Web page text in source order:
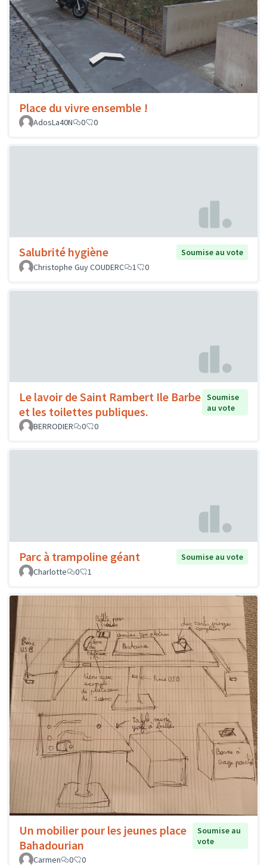
Place du vivre ensemble !
AdosLa40N 0 0
Salubrité hygiène
Soumise au vote
Christophe Guy COUDERC
1 0
Le lavoir de Saint Rambert Ile Barbe
et les toilettes publiques.
Soumise
au vote
BERRODIER
0 0
Parc à trampoline géant
Soumise au vote
Charlotte
0 1
Un mobilier pour les jeunes place
Bahadourian
Soumise au
vote
Carmen
0 0